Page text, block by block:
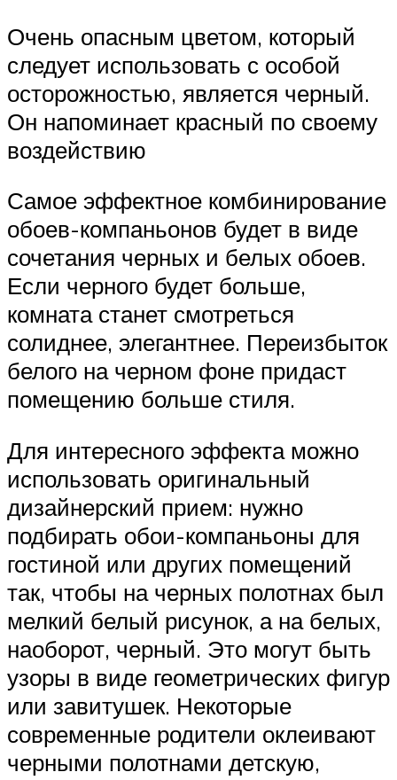
Очень опасным цветом, который
следует использовать с особой
осторожностью, является черный.
Он напоминает красный по своему
воздействию
Самое эффектное комбинирование
обоев-компаньонов будет в виде
сочетания черных и белых обоев.
Если черного будет больше,
комната станет смотреться
солиднее, элегантнее. Переизбыток
белого на черном фоне придаст
помещению больше стиля.
Для интересного эффекта можно
использовать оригинальный
дизайнерский прием: нужно
подбирать обои-компаньоны для
гостиной или других помещений
так, чтобы на черных полотнах был
мелкий белый рисунок, а на белых,
наоборот, черный. Это могут быть
узоры в виде геометрических фигур
или завитушек. Некоторые
современные родители оклеивают
черными полотнами детскую,